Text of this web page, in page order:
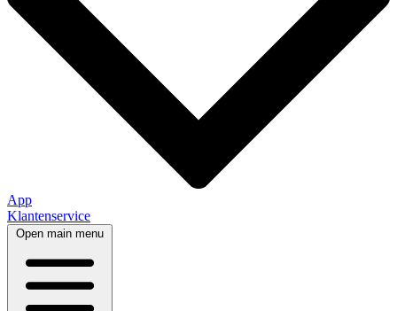
App
Klantenservice
Open main menu